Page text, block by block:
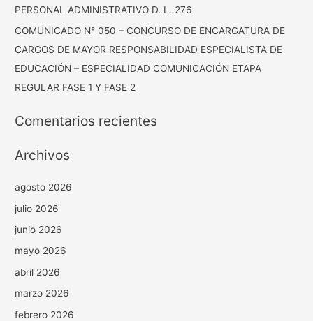
PERSONAL ADMINISTRATIVO D. L. 276
COMUNICADO N° 050 – CONCURSO DE ENCARGATURA DE
CARGOS DE MAYOR RESPONSABILIDAD ESPECIALISTA DE
EDUCACIÓN – ESPECIALIDAD COMUNICACIÓN ETAPA
REGULAR FASE 1 Y FASE 2
Comentarios recientes
Archivos
agosto 2026
julio 2026
junio 2026
mayo 2026
abril 2026
marzo 2026
febrero 2026